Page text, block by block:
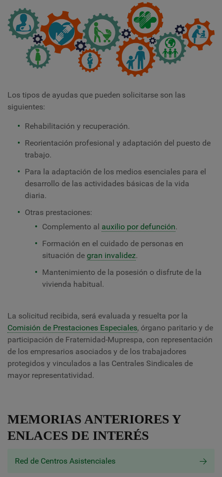
Los tipos de ayudas que pueden solicitarse son las
siguientes:
Rehabilitación y recuperación.
Reorientación profesional y adaptación del puesto de
trabajo.
Para la adaptación de los medios esenciales para el
desarrollo de las actividades básicas de la vida
diaria.
Otras prestaciones:
Complemento al auxilio por defunción.
Formación en el cuidado de personas en
situación de gran invalidez.
Mantenimiento de la posesión o disfrute de la
vivienda habitual.
La solicitud recibida, será evaluada y resuelta por la
Comisión de Prestaciones Especiales, órgano paritario y de
participación de Fraternidad-Muprespa, con representación
de los empresarios asociados y de los trabajadores
protegidos y vinculados a las Centrales Sindicales de
mayor representatividad.
MEMORIAS ANTERIORES Y
ENLACES DE INTERÉS
Red de Centros Asistenciales